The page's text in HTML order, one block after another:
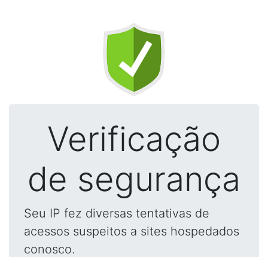
Verificação
de segurança
Seu IP fez diversas tentativas de
acessos suspeitos a sites hospedados
conosco.